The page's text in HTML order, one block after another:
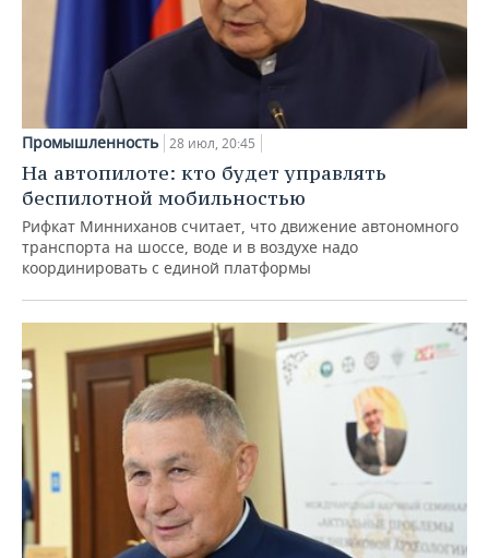
Промышленность 28 июл, 20:45
На автопилоте: кто будет управлять
беспилотной мобильностью
Рифкат Минниханов считает, что движение автономного
транспорта на шоссе, воде и в воздухе надо
координировать с единой платформы